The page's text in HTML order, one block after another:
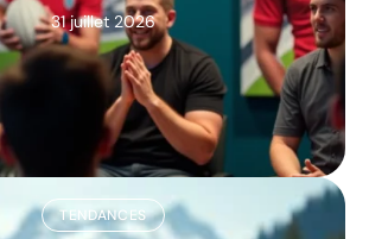
31 juillet 2026
TENDANCES